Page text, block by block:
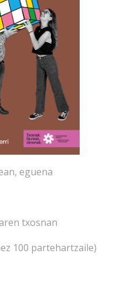
eguena
txosnan
100 partehartzaile)